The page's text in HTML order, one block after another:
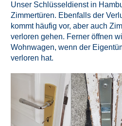
Unser Schlüsseldienst in
Zimmertüren. Ebenfalls der
kommt häufig vor, aber auch
verloren gehen. Ferner öffnen
Wohnwagen, wenn der
verloren hat.